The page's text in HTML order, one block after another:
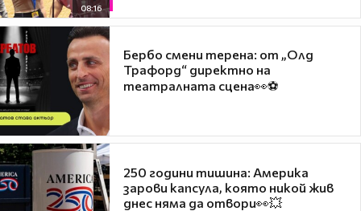
08:16
Бербо смени терена: от „Олд
Трафорд“ директно на
театралната сцена👀⚽
250 години тишина: Америка
зарови капсула, която никой жив
днес няма да отвори👀💥